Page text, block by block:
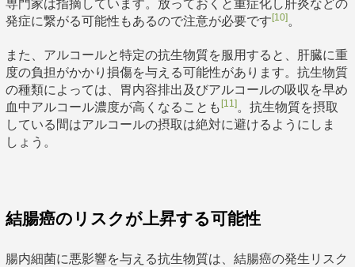
専門家は指摘しています。放っておくと重症化し肝炎などの
発症に繋がる可能性もあるので注意が必要です [10]。
また、アルコールと特定の抗生物質を服用すると、肝臓に重
度の負担がかかり損傷を与える可能性があります。抗生物質
の種類によっては、胃内容排出及びアルコールの吸収を早め
血中アルコール濃度が高くなることも [11]。抗生物質を摂取
している間はアルコールの摂取は絶対に避けるようにしま
しょう。
結腸癌のリスクが上昇する可能性
腸内細菌に悪影響を与える抗生物質は、結腸癌の発生リスク